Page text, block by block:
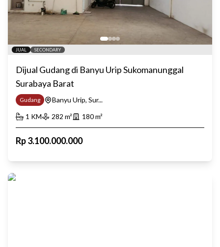
JUAL SECONDARY
Dijual Gudang di Banyu Urip Sukomanunggal
Surabaya Barat
Gudang
Banyu Urip, Sur...
1 KM 282 m² 180m²
Rp3.100.000.000